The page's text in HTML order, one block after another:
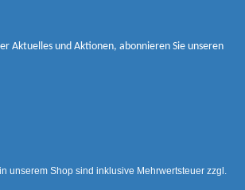
Aktuelles und Aktionen, abonnieren Sie unseren
unserem Shop sind inklusive Mehrwertsteuer zzgl.